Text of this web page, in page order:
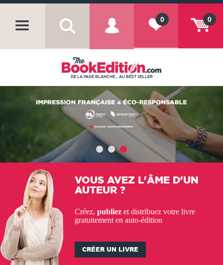
0
0
DE LA PAGE BLANCHE... AU BEST SELLER
VOUS AVEZ L'ÂME D'UN
AUTEUR ?
Créez, publiez et distribuez votre livre
gratuitement en auto-édition
CRÉER UN LIVRE